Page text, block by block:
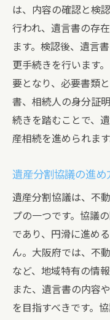
大阪府での不動
ポイント
相続税の負
法
不動産の
専門家のア
ーション術
成功する不
ィ
は、内容の確認と検
行われ、遺言書の存
ます。検認後、遺言
更手続きを行います
要となり、必要書類
書、相続人の身分証
続きを踏むことで、
産相続を進められます
遺産分割協議の進め
遺産分割協議は、不
プの一つです。協議
であり、円滑に進め
ん。大阪府では、不
など、地域特有の情
また、遺言書の内容
を目指すべきです。